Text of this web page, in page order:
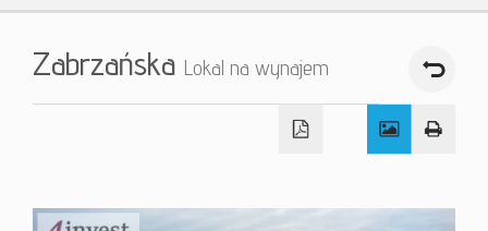
O firmie
Zabrzańska Lokal na wynajem